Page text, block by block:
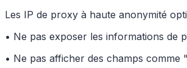
Les IP de proxy à haute anonymité
• Ne pas exposer les informations de
• Ne pas afficher des champs